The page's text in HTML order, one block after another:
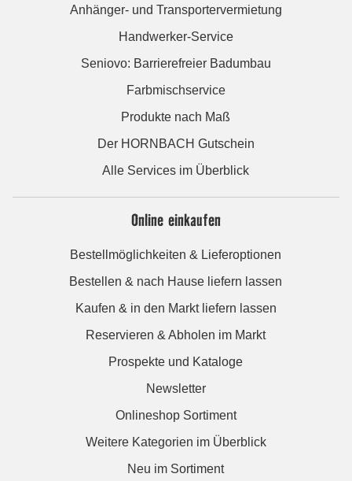
Anhänger- und Transportervermietung
Handwerker-Service
Seniovo: Barrierefreier Badumbau
Farbmischservice
Produkte nach Maß
Der HORNBACH Gutschein
Alle Services im Überblick
Online einkaufen
Bestellmöglichkeiten & Lieferoptionen
Bestellen & nach Hause liefern lassen
Kaufen & in den Markt liefern lassen
Reservieren & Abholen im Markt
Prospekte und Kataloge
Newsletter
Onlineshop Sortiment
Weitere Kategorien im Überblick
Neu im Sortiment